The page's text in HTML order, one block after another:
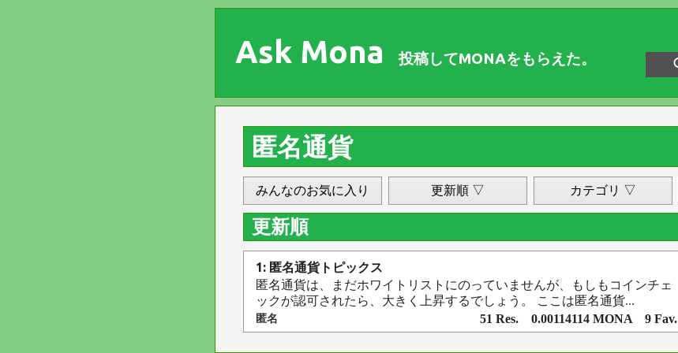
Ask Mona 投稿してMONAをもらえた。
匿名通貨
みんなのお気に入り 更新順 ▽ カテゴリ ▽
更新順
1: 匿名通貨トピックス
匿名通貨は、まだホワイトリストにのっていませんが、もしもコインチェ
ックが認可されたら、大きく上昇するでしょう。 ここは匿名通貨...
匿名 51 Res. 0.00114114 MONA 9 Fav.